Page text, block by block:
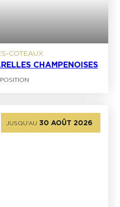
COTEAUX
CHAMPENOISES
JUSQU’AU 30 AOÛT 2026